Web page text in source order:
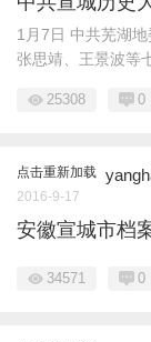
1月7日 中共芜湖
张思靖、王景波等
25308 0
点击重新加载
2016-9-17
安徽宣城市档
34571 0